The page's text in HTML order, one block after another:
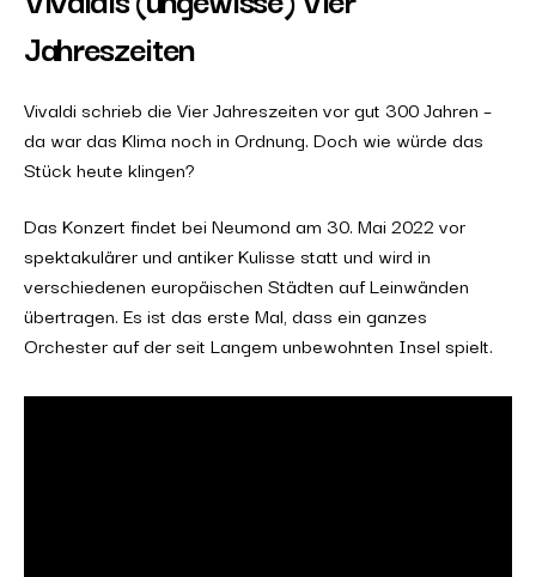
Jahreszeiten
Vivaldi schrieb die Vier Jahreszeiten vor gut 300 Jahren –
da war das Klima noch in Ordnung. Doch wie würde das
Stück heute klingen?
Das Konzert findet bei Neumond am 30. Mai 2022 vor
spektakulärer und antiker Kulisse statt und wird in
verschiedenen europäischen Städten auf Leinwänden
übertragen. Es ist das erste Mal, dass ein ganzes
Orchester auf der seit Langem unbewohnten Insel spielt.